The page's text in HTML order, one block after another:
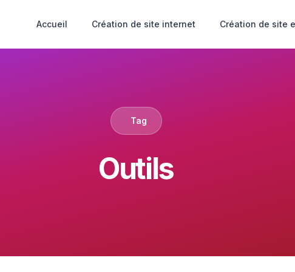
Accueil Création de site internet Création de site
Tag
Outils